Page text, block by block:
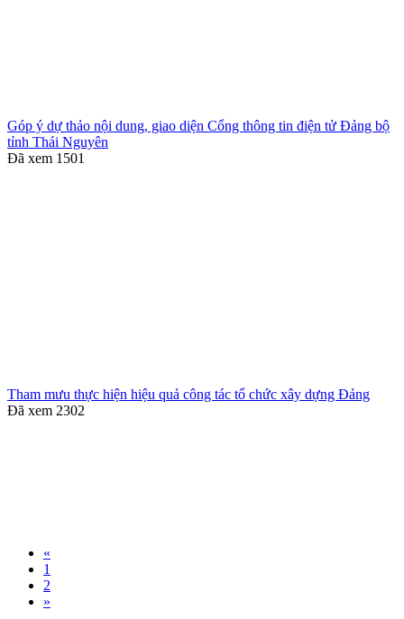
Góp ý dự thảo nội dung, giao diện Cổng thông tin điện tử Đảng bộ
tỉnh Thái Nguyên
Đã xem 1501
Tham mưu thực hiện hiệu quả công tác tổ chức xây dựng Đảng
Đã xem 2302
«
1
2
»